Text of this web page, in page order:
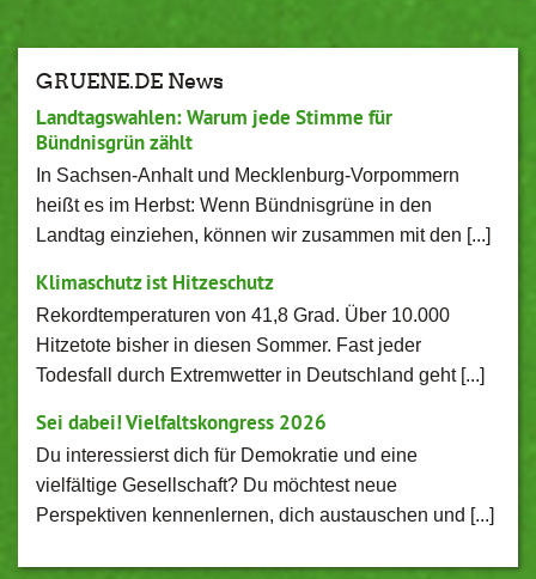
GRUENE.DE News
Landtagswahlen: Warum jede Stimme für
Bündnisgrün zählt
In Sachsen-Anhalt und Mecklenburg-Vorpommern
heißt es im Herbst: Wenn Bündnisgrüne in den
Landtag einziehen, können wir zusammen mit den [...]
Klimaschutz ist Hitzeschutz
Rekordtemperaturen von 41,8 Grad. Über 10.000
Hitzetote bisher in diesen Sommer. Fast jeder
Todesfall durch Extremwetter in Deutschland geht [...]
Sei dabei! Vielfaltskongress 2026
Du interessierst dich für Demokratie und eine
vielfältige Gesellschaft? Du möchtest neue
Perspektiven kennenlernen, dich austauschen und [...]